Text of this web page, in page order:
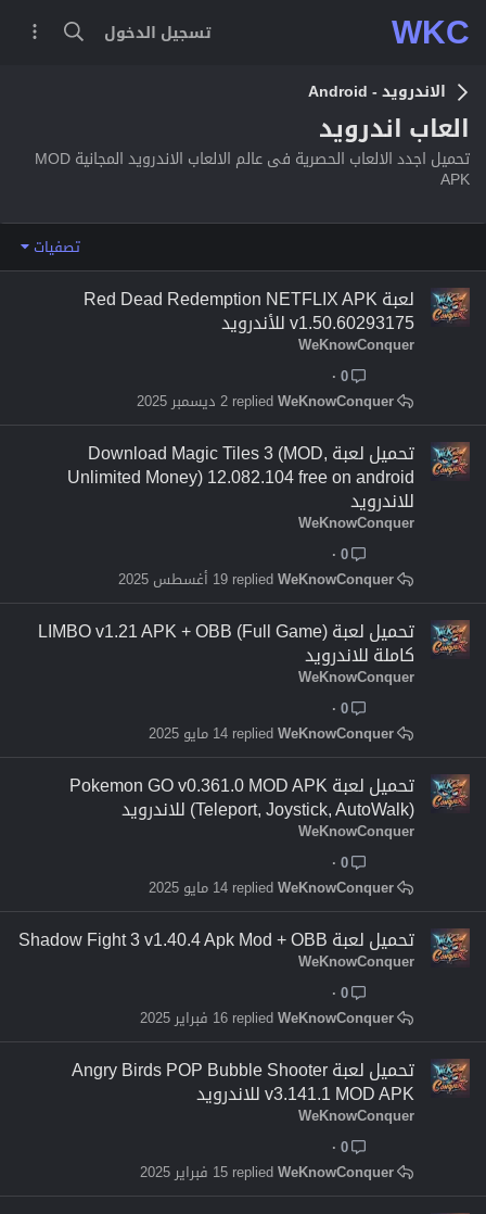
WKC تسجيل الدخول
الاندرويد - Android
العاب اندرويد
تحميل اجدد الالعاب الحصرية فى عالم الالعاب الاندرويد المجانية MOD
APK
تصفيات
لعبة Red Dead Redemption NETFLIX APK
v1.50.60293175 للأندرويد
WeKnowConquer
0
2 ديسمبر 2025
WeKnowConquer
تحميل لعبة Download Magic Tiles 3 (MOD,
Unlimited Money) 12.082.104 free on android
للاندرويد
WeKnowConquer
0
19 أغسطس 2025
WeKnowConquer
تحميل لعبة LIMBO v1.21 APK + OBB (Full Game)
كاملة للاندرويد
WeKnowConquer
0
14 مايو 2025
WeKnowConquer
تحميل لعبة Pokemon GO v0.361.0 MOD APK
(Teleport, Joystick, AutoWalk) للاندرويد
WeKnowConquer
0
14 مايو 2025
WeKnowConquer
تحميل لعبة Shadow Fight 3 v1.40.4 Apk Mod + OBB
WeKnowConquer
0
16 فبراير 2025
WeKnowConquer
تحميل لعبة Angry Birds POP Bubble Shooter
v3.141.1 MOD APK للاندرويد
WeKnowConquer
0
15 فبراير 2025
WeKnowConquer